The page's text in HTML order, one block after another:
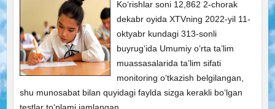
Ko‘rishlar soni 12,862 2-chorak
dekabr oyida XTVning 2022-yil 11-
oktyabr kundagi 313-sonli
buyrugʻida Umumiy oʻrta ta’lim
muassasalarida ta’lim sifati
monitoring oʻtkazish belgilangan,
shu munosabat bilan quyidagi faylda sizga kerakli boʻlgan